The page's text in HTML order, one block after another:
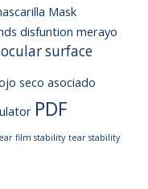
Mask
disfuntion merayo
ocular surface
seco asociado
PDF
film stability tear stability